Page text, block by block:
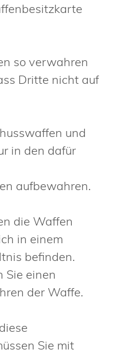
so verwahren
Dritte nicht auf
und
in den dafür
aufbewahren.
die Waffen
in einem
befinden.
Sie einen
der Waffe.
Sie mit